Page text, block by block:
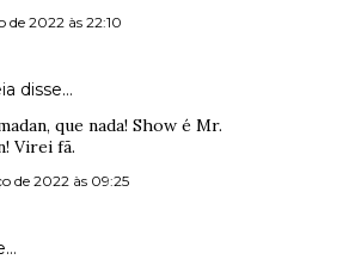
de 2022 às 22:10
disse…
que nada! Show é Mr.
Virei fã.
de 2022 às 09:25